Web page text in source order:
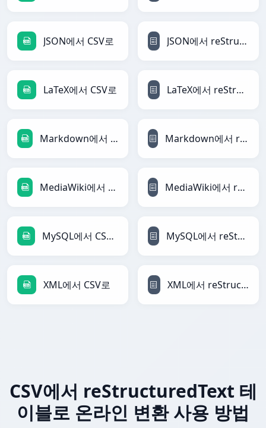
JSON에서 CSV로 JSON에서 reStructuredText로
LaTeX에서 CSV로 LaTeX에서 reStructuredText로
Markdown에서 CSV로 Markdown에서 reStructuredText로
MediaWiki에서 CSV로 MediaWiki에서 reStructuredText로
MySQL에서 CSV로 MySQL에서 reStructuredText로
XML에서 CSV로 XML에서 reStructuredText로
CSV에서 reStructuredText 테
이블로 온라인 변환 사용 방법